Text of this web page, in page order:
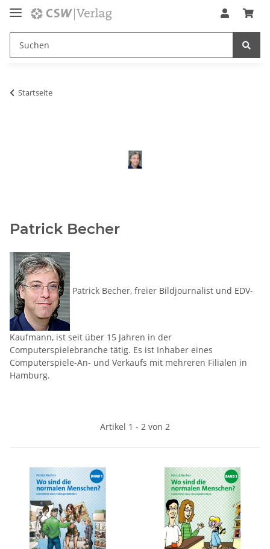
Startseite
Patrick Becher
Patrick Becher, freier Bildjournalist und EDV-
Kaufmann, ist seit über 15 Jahren in der
Computerspielebranche tätig. Es ist Inhaber eines
Computerspiele-An- und Verkaufs mit mehreren Filialen in
Hamburg.
Artikel 1 - 2 von 2